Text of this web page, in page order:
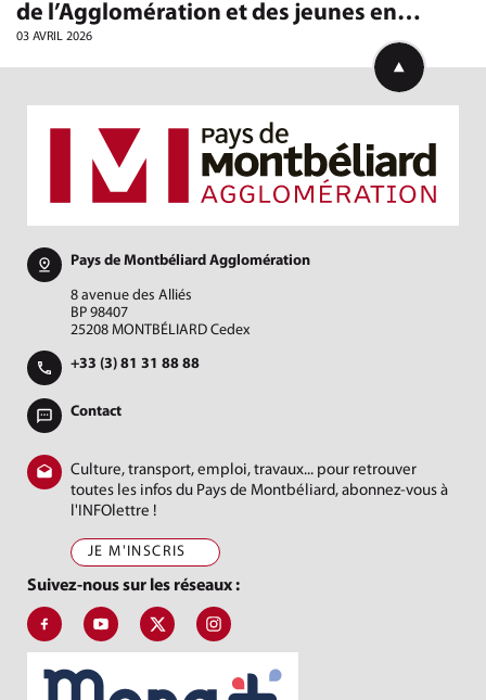
de l’Agglomération et des jeunes en…
03 AVRIL 2026
Retourner en
Pays de Montbéliard Agglomération
8 avenue des Alliés
BP 98407
25208 MONTBÉLIARD Cedex
+33 (3) 81 31 88 88
Contact
Culture, transport, emploi, travaux... pour retrouver
toutes les infos du Pays de Montbéliard, abonnez-vous à
l'INFOlettre !
JE M'INSCRIS
Suivez-nous sur les réseaux :
Suivez-nous sur Facebook, J'aime le Pays de Montbéliard
Suivez-nous sur Youtube, Pays de Montbéliard
Suivez-nous sur X, Pays de Montbéliard
Suivez-nous sur Instagram, Pays de